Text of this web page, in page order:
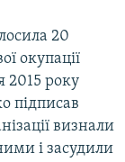
20
окупації
2015 року
підписав
визнали
і засудили